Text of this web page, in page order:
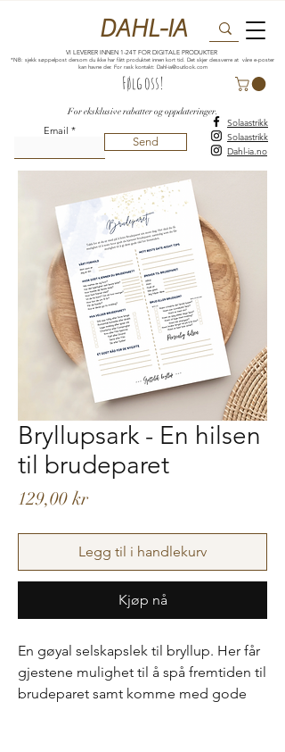
VI LEVERER INNEN 1-24T FOR DIGITALE PRODUKTER
*NB: sjekk søppelpost dersom du ikke har fått produktet innen kort tid. Det skjer dessverre at våre e-poster
kan havne der. For rask kontakt: Dahl-ia@outlook.com
DAHL-IA
For eksklusive rabatter og oppdateringer.
Følg oss!
Email
Send
Solaastrikk
Solaastrikk
Dahl-ia.no
Bryllupsark - En hilsen
til brudeparet
129,00 krPris
Legg til i handlekurv
Kjøp nå
En gøyal selskapslek til bryllup. Her får
gjestene mulighet til å spå fremtiden til
brudeparet samt komme med gode